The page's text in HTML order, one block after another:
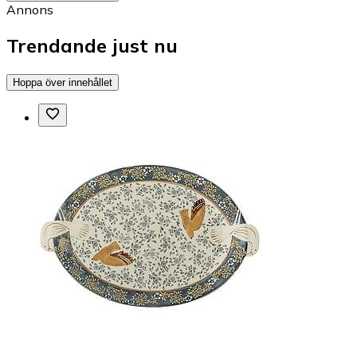
Annons
Trendande just nu
Hoppa över innehållet